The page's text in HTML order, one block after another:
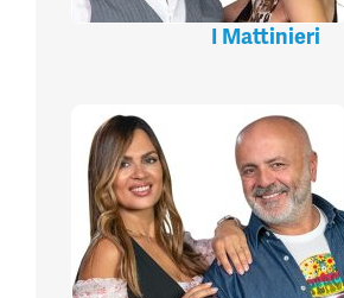
I Mattinieri